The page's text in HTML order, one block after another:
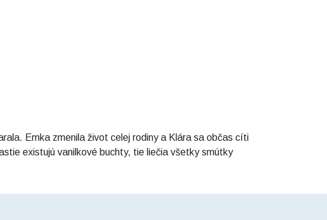
Emka zmenila život celej rodiny a Klára sa občas cíti
existujú vanilkové buchty, tie liečia všetky smútky